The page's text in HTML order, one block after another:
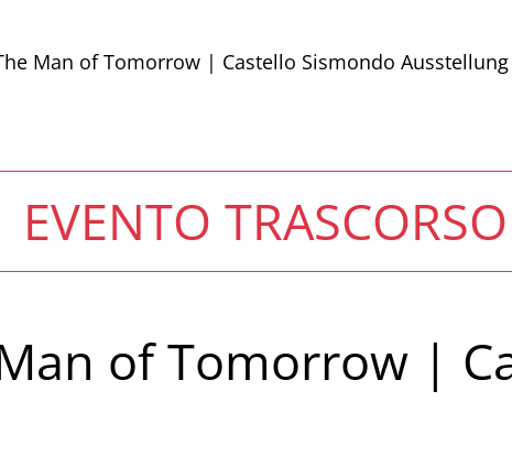
Man of Tomorrow | Castello Sismondo Ausstellung
EVENTO TRASCORSO
of Tomorrow |